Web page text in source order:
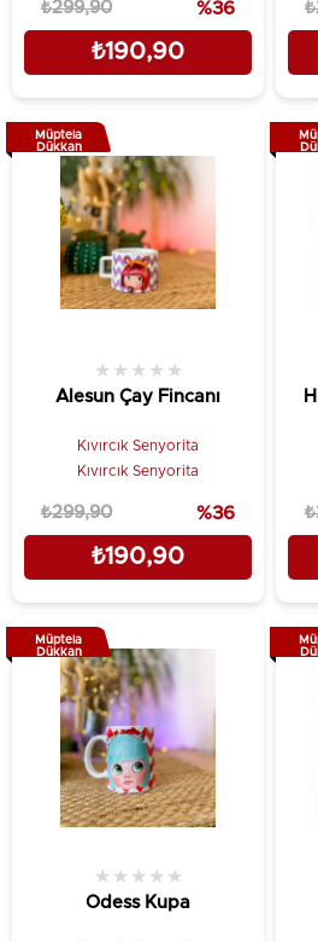
₺190,90
₺299,90 %36
Alesun Çay Fincanı
★ ★ ★ ★ ★
Kıvırcık Senyorita
Kıvırcık Senyorita
₺190,90
₺299,90 %36
Müptela
Dükkan
Odess Kupa
★ ★ ★ ★ ★
Müptela
Dükkan